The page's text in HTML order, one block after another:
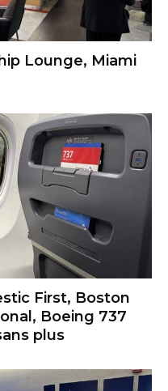
Lounge, Miami
First, Boston
Boeing 737
plus